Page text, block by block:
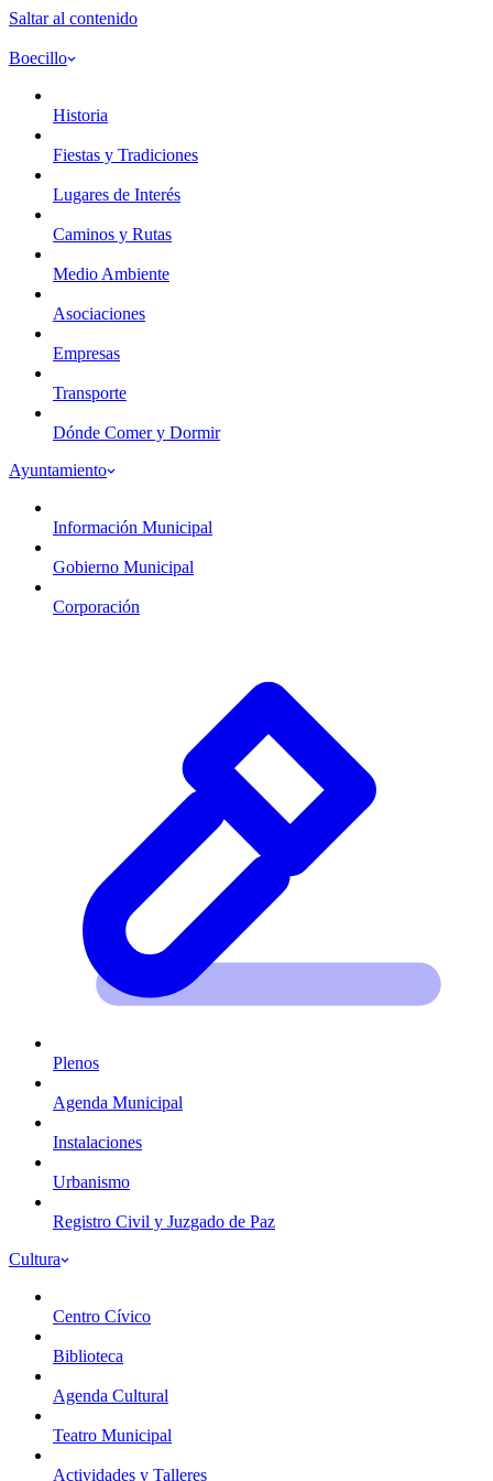
Saltar al contenido
Boecillo
Historia
Fiestas y Tradiciones
Lugares de Interés
Caminos y Rutas
Medio Ambiente
Asociaciones
Empresas
Transporte
Dónde Comer y Dormir
Ayuntamiento
Información Municipal
Gobierno Municipal
Corporación
Plenos
Agenda Municipal
Instalaciones
Urbanismo
Registro Civil y Juzgado de Paz
Cultura
Centro Cívico
Biblioteca
Agenda Cultural
Teatro Municipal
Actividades y Talleres